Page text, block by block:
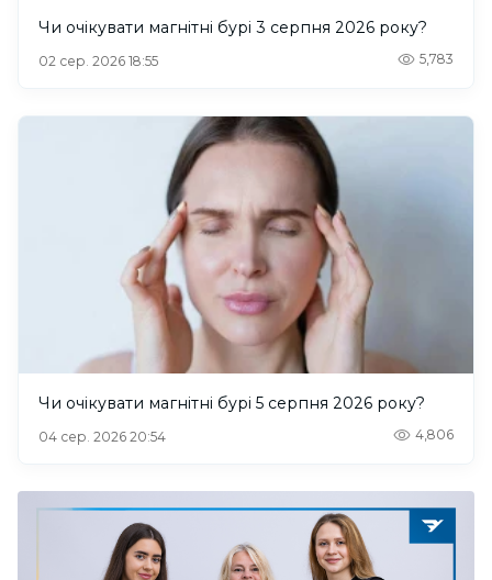
Чи очікувати магнітні бурі 3 серпня 2026 року?
02 сер. 2026 18:55 5,783
Чи очікувати магнітні бурі 5 серпня 2026 року?
04 сер. 2026 20:54 4,806